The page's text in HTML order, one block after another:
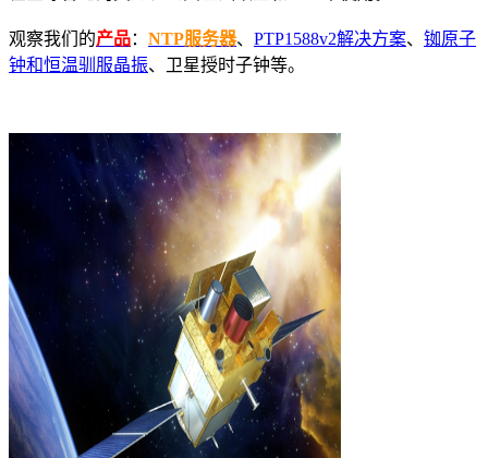
观察我们的产品： NTP服务器、 PTP1588v2解决方案、 铷原子
钟和恒温驯服晶振、卫星授时子钟等。